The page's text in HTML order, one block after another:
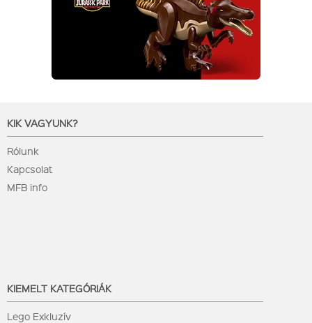
KIK VAGYUNK?
Rólunk
Kapcsolat
MFB info
KIEMELT KATEGÓRIÁK
Lego Exkluzív